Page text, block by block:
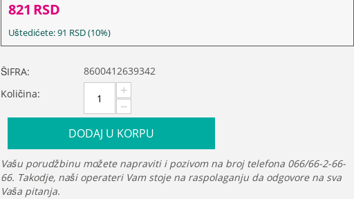
821 RSD
Uštedićete:91 RSD(10%)
ŠIFRA:
8600412639342
Količina:
+
−
DODAJ U KORPU
Vašu porudžbinu možete napraviti i pozivom na broj telefona 066/66-2-66-
66. Takodje, naši operateri Vam stoje na raspolaganju da odgovore na sva
Vaša pitanja.